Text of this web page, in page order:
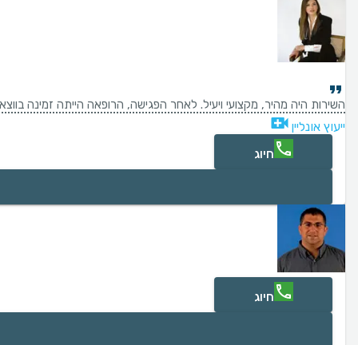
השירות היה מהיר, מקצועי ויעיל. לאחר הפגישה, הרופאה הייתה זמינה
ייעוץ אונליין
חיוג
חיוג